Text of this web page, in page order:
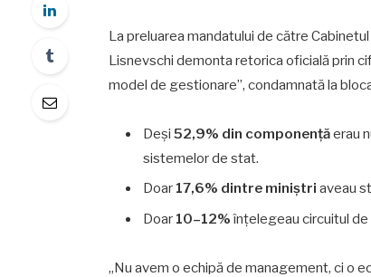
La preluarea mandatului de către
Lisnevschi demonta retorica oficială prin
model de gestionare”, condamnată la
Deși 52,9% din componențăerau
sistemelor de stat.
Doar 17,6% dintre miniștri aveau
Doar 10–12%înțelegeau circuitul
„Nu avem o echipă de management, ci o